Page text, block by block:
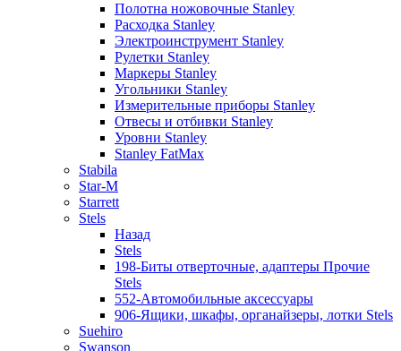
Полотна ножовочные Stanley
Расходка Stanley
Электроинструмент Stanley
Рулетки Stanley
Маркеры Stanley
Угольники Stanley
Измерительные приборы Stanley
Отвесы и отбивки Stanley
Уровни Stanley
Stanley FatMax
Stabila
Star-M
Starrett
Stels
Назад
Stels
198-Биты отверточные, адаптеры Прочие
Stels
552-Автомобильные аксессуары
906-Ящики, шкафы, органайзеры, лотки Stels
Suehiro
Swanson